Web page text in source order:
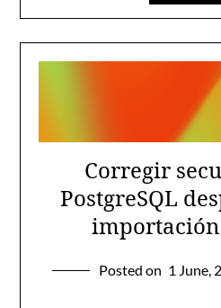
Corregir
PostgreSQL
importación
Posted on 1 June,